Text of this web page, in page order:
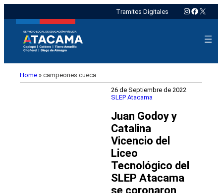
Tramites Digitales Instagram
X
Home » campeones cueca
26 de Septiembre de 2022
SLEP Atacama
Juan Godoy y
Catalina
Vicencio del
Liceo
Tecnológico del
SLEP Atacama
se coronaron